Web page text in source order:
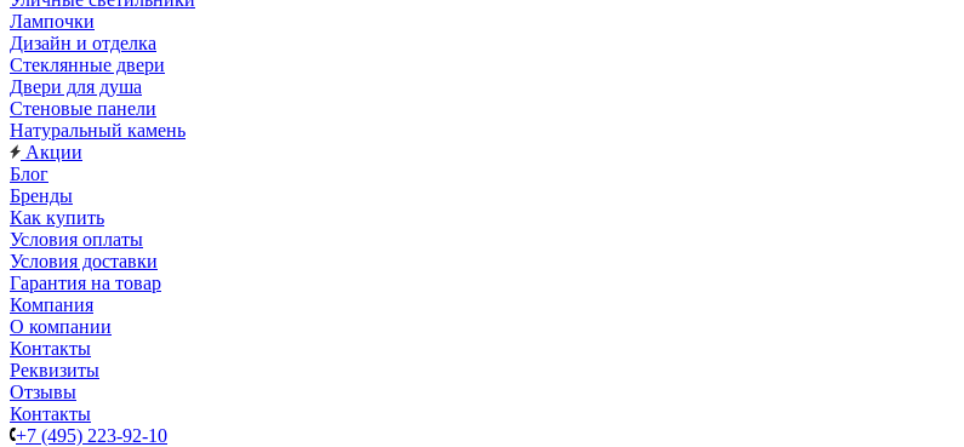
Лампочки
Дизайн и отделка
Стеклянные двери
Двери для душа
Стеновые панели
Натуральный камень
Акции
Блог
Бренды
Как купить
Условия оплаты
Условия доставки
Гарантия на товар
Компания
О компании
Контакты
Реквизиты
Отзывы
Контакты
+7 (495) 223-92-10